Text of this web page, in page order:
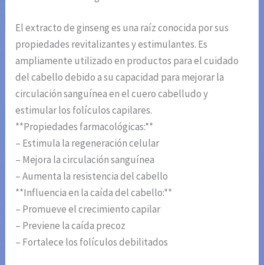
El extracto de ginseng es una raíz conocida por sus
propiedades revitalizantes y estimulantes. Es
ampliamente utilizado en productos para el cuidado
del cabello debido a su capacidad para mejorar la
circulación sanguínea en el cuero cabelludo y
estimular los folículos capilares.
**Propiedades farmacológicas:**
– Estimula la regeneración celular
– Mejora la circulación sanguínea
– Aumenta la resistencia del cabello
**Influencia en la caída del cabello:**
– Promueve el crecimiento capilar
– Previene la caída precoz
– Fortalece los folículos debilitados